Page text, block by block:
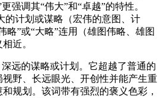
强调其“伟大”和“卓越”的特性。
的计划或谋略（宏伟的意图、计
略”或“大略”连用（雄图伟略、雄图
近。
远的谋略或计划。它超越了普通的
野、长远眼光、开创性并能产生重
规划。该词带有强烈的褒义色彩，